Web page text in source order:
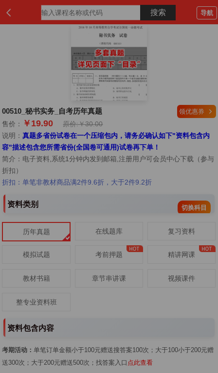
导航
领优惠券
00510_秘书实务_自考历年真题
售价： ￥19.90
原价:￥30.00
说明：真题多省份试卷在一个压缩包内，请务必确认如下"资料包含内
容"描述包含您所需省份(全国卷可通用)试卷再下单！
简介： 电子资料,系统1分钟内发到邮箱,注册用户可会员中心下载（参与
折扣）
折扣：单笔非教材商品满2件9.6折，大于2件9.2折
资料类别 切换科目
历年真题 在线题库 复习资料
模拟试题 考前押题 精讲网课
教材书籍 章节串讲课 视频课件
整专业资料班
资料包含内容
考期活动：单笔订单金额小于100元赠送搜答案100次；大于100小于200元赠
送300次；大于200元赠送500次；找答案入口 点此查看